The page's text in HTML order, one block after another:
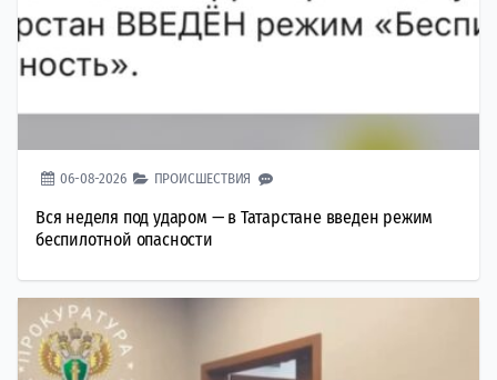
06-08-2026 ПРОИСШЕСТВИЯ
Вся неделя под ударом — в Татарстане введен режим
беспилотной опасности